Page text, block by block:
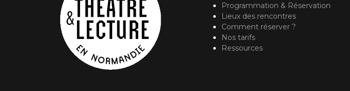
Programmation & Réservation
Lieux des rencontres
Comment réserver ?
Nos tarifs
Ressources